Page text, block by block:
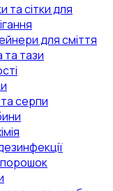
та сітки для
для сміття
та тази
серпи